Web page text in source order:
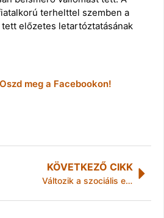
terhelttel szemben a
előzetes letartóztatásának
meg a Facebookon!
KÖVETKEZŐ CIKK
Változik a szociális ellátási rendszer